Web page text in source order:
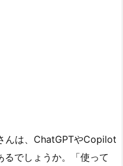
んは、ChatGPTやCopilot
でしょうか。「使って